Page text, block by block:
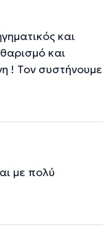
και
και
! Τον συστήνουμε
με πολύ